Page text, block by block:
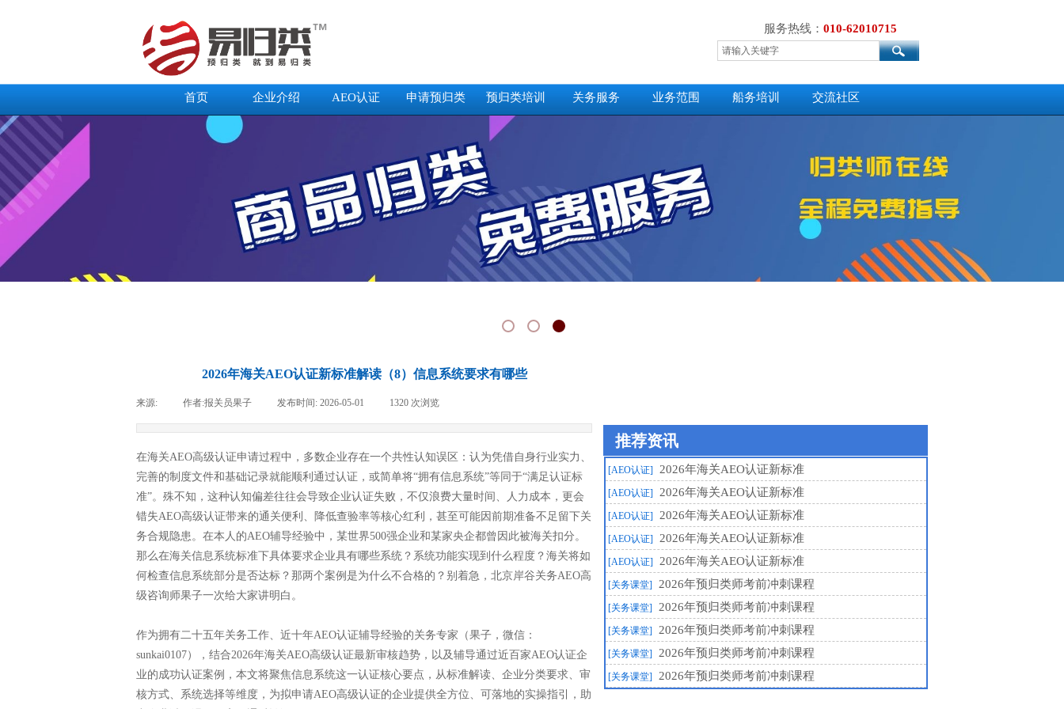
服务热线： 010-62010715
首页 企业介绍 AEO认证 申请预归类 预归类培训 关务服务 业务范围 船务培训 交流社区
2026年海关AEO认证新标准解读（8）信息系统要求有哪些
来源: 作者:报关员果子 发布时间: 2026-05-01 1320 次浏览
在海关AEO高级认证申请过程中，多数企业存在一个共性认知误区：认为凭借自身行业实力、
完善的制度文件和基础记录就能顺利通过认证，或简单将“拥有信息系统”等同于“满足认证标
准”。殊不知，这种认知偏差往往会导致企业认证失败，不仅浪费大量时间、人力成本，更会
错失AEO高级认证带来的通关便利、降低查验率等核心红利，甚至可能因前期准备不足留下关
务合规隐患。在本人的AEO辅导经验中，某世界500强企业和某家央企都曾因此被海关扣分。
那么在海关信息系统标准下具体要求企业具有哪些系统？系统功能实现到什么程度？海关将如
何检查信息系统部分是否达标？那两个案例是为什么不合格的？别着急，北京岸谷关务AEO高
级咨询师果子一次给大家讲明白。
作为拥有二十五年关务工作、近十年AEO认证辅导经验的关务专家（果子，微信：
sunkai0107），结合2026年海关AEO高级认证最新审核趋势，以及辅导通过近百家AEO认证企
业的成功认证案例，本文将聚焦信息系统这一认证核心要点，从标准解读、企业分类要求、审
核方式、系统选择等维度，为拟申请AEO高级认证的企业提供全方位、可落地的实操指引，助
推荐资讯
[AEO认证] 2026年海关AEO认证新标准
[AEO认证] 2026年海关AEO认证新标准
[AEO认证] 2026年海关AEO认证新标准
[AEO认证] 2026年海关AEO认证新标准
[AEO认证] 2026年海关AEO认证新标准
[关务课堂] 2026年预归类师考前冲刺课程
[关务课堂] 2026年预归类师考前冲刺课程
[关务课堂] 2026年预归类师考前冲刺课程
[关务课堂] 2026年预归类师考前冲刺课程
[关务课堂] 2026年预归类师考前冲刺课程